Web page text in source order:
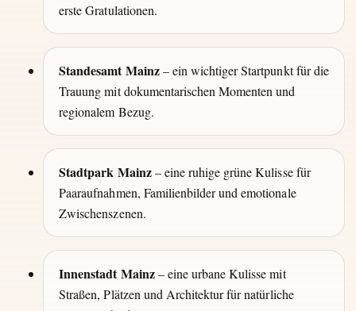
erste Gratulationen.
Standesamt Mainz– ein wichtiger Startpunkt für die
Trauung mit dokumentarischen Momenten und
regionalem Bezug.
Stadtpark Mainz– eine ruhige grüne Kulisse für
Paaraufnahmen, Familienbilder und emotionale
Zwischenszenen.
Innenstadt Mainz– eine urbane Kulisse mit
Straßen, Plätzen und Architektur für natürliche